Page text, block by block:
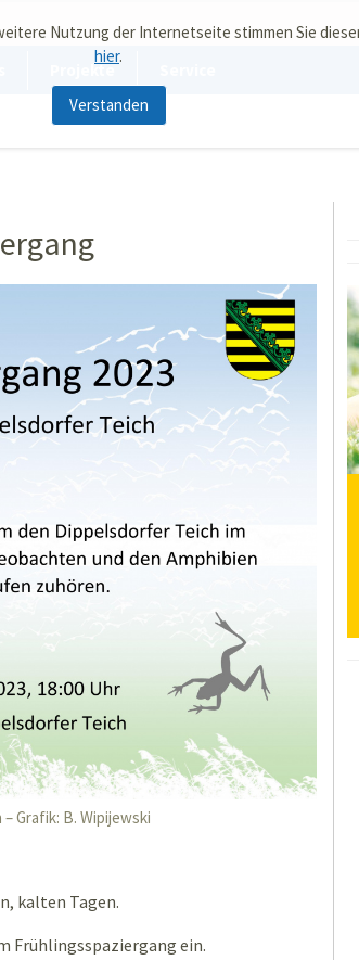
Nutzung der Internetseite stimmen Sie
hier.
Verstanden
Projekte
Grafik: B. Wipijewski
kalten Tagen.
Frühlingsspaziergang ein.